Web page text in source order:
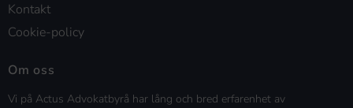
Kontakt
Cookie-policy
Om oss
Vi på Actus Advokatbyrå har lång och bred erfarenhet av